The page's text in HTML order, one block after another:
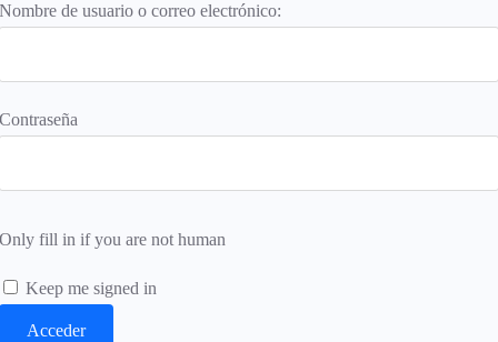
Nombre de usuario o correo electrónico:
Contraseña
Only fill in if you are not human
Keep me signed in